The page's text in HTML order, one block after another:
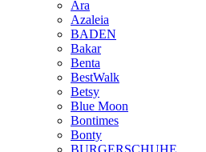
Ara
Azaleia
BADEN
Bakar
Benta
BestWalk
Betsy
Blue Moon
Bontimes
Bonty
BURGERSCHUHE